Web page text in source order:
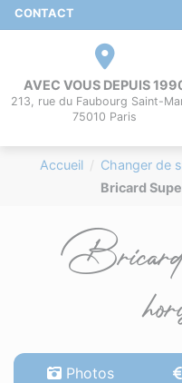
CONTACT
AVEC VOUS DEPUIS
213, rue du Faubourg Saint-
75010 Paris
Accueil Changer de
Bricard
Bricard
Photos